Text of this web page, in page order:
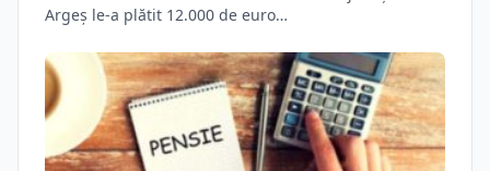
Argeş le-a plătit 12.000 de euro…